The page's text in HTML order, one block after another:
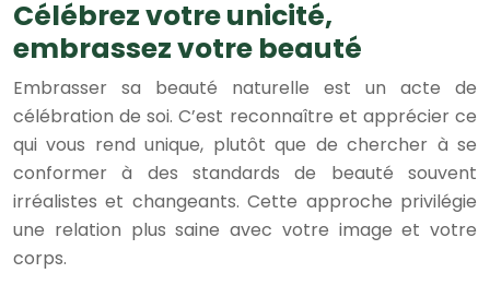
Célébrez votre unicité,
embrassez votre beauté
Embrasser sa beauté naturelle est un acte de
célébration de soi. C’est reconnaître et apprécier ce
qui vous rend unique, plutôt que de chercher à se
conformer à des standards de beauté souvent
irréalistes et changeants. Cette approche privilégie
une relation plus saine avec votre image et votre
corps.